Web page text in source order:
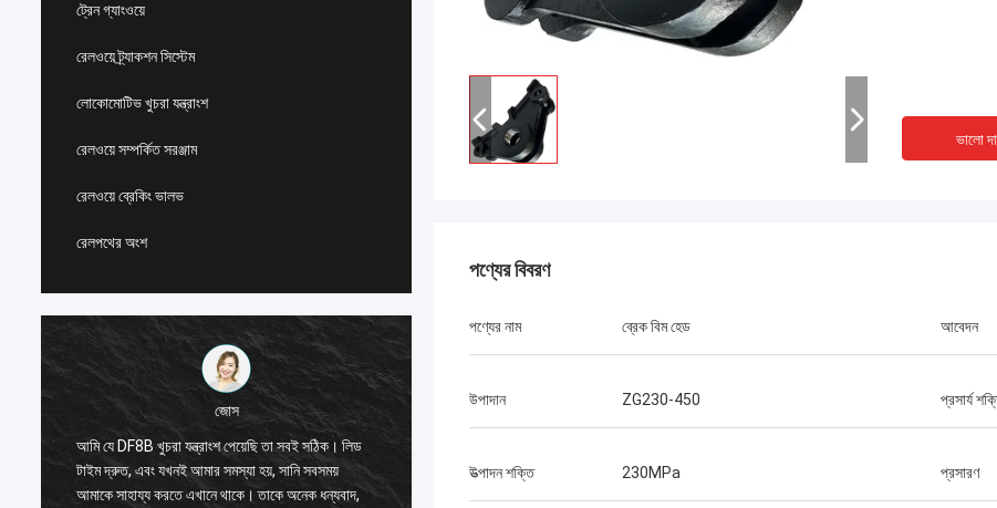
ট্রেন গ্যাংওয়ে
রেলওয়ে ট্র্যাকশন সিস্টেম
লোকোমোটিভ খুচরা যন্ত্রাংশ
রেলওয়ে সম্পর্কিত সরঞ্জাম
রেলওয়ে ব্রেকিং ভালভ
রেলপথের অংশ
জোস
আমি যে DF8B খুচরা যন্ত্রাংশ পেয়েছি তা সবই সঠিক। লিড
টাইম দ্রুত, এবং যখনই আমার সমস্যা হয়, সানি সবসময়
আমাকে সাহায্য করতে এখানে থাকে। তাকে অনেক ধন্যবাদ,
বেশ উপযুক্ত। মূল্য যুক্তিসঙ্গত, এবং থিমগুলি পাওয়ার জন্য
ভালো
পণ্যের বিবরণ
পণ্যের নাম ব্রেক বিম হেড আবেদন
উপাদান ZG230-450 প্রসার্য
উত্পাদন শক্তি 230MPa প্রসারণ